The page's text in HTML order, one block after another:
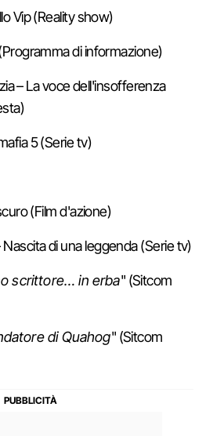
Vip (Reality show)
di informazione)
– La voce dell'insofferenza
5 (Serie tv)
(Film d'azione)
di una leggenda (Serie tv)
scrittore… in erba" (Sitcom
di Quahog" (Sitcom